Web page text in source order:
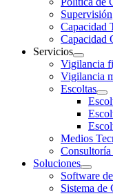
Supervisión
Capacidad
Capacidad
Servicios
Vigilancia
Vigilancia
Escoltas
Medios
Consultoría
Soluciones
Software
Sistema de